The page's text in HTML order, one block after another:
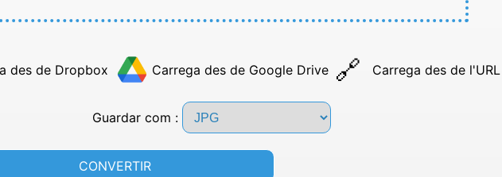
des de Dropbox Carrega des de Google Drive Carrega des de l'URL
Guardar com :
CONVERTIR